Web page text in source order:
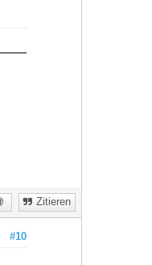
Zitieren
#10